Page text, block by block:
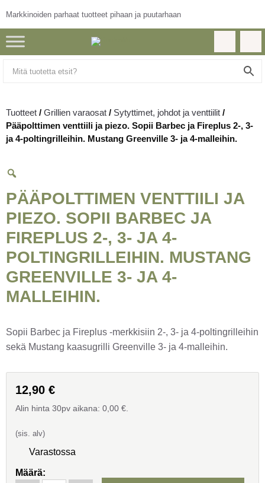
Markkinoiden parhaat tuotteet pihaan ja puutarhaan
Tuotteet / Grillien varaosat / Sytyttimet, johdot ja venttiilit /
Pääpolttimen venttiili ja piezo. Sopii Barbec ja Fireplus 2-, 3-
ja 4-poltingrilleihin. Mustang Greenville 3- ja 4-malleihin.
PÄÄPOLTTIMEN VENTTIILI JA
PIEZO. SOPII BARBEC JA
FIREPLUS 2-, 3- JA 4-
POLTINGRILLEIHIN. MUSTANG
GREENVILLE 3- JA 4-
MALLEIHIN.
Sopii Barbec ja Fireplus -merkkisiin 2-, 3- ja 4-poltingrilleihin
sekä Mustang kaasugrilli Greenville 3- ja 4-malleihin.
12,90 €
Alin hinta 30pv aikana: 0,00 €.
(sis. alv)
Varastossa
Määrä: